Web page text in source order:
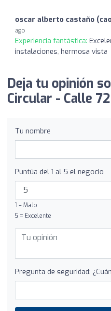
oscar alberto castaño
ago
Experiencia fantástica:
instalaciones, hermosa vista
Deja tu opinión
Circular - Calle
Tu nombre
Puntúa del 1 al 5 el negocio
1 = Malo
5 = Excelente
Pregunta de seguridad: